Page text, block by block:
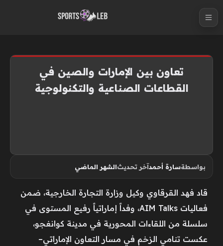
تعاون بين الإمارات والصين في
القطاعات الصناعية والتكنولوجية
بواسطةسارة أحمدآخر تحديثالشهر الماضي
قاد فهد القرقاوي وكيل وزارة التجارة الخارجية، ضمن
فعاليات AIM Talks، وفداً إماراتياً رفيع المستوى في
سلسلة من اللقاءات المحورية في مدينة كوانغجو،
عكست تنامي الزخم في مسار التعاون الإماراتي–